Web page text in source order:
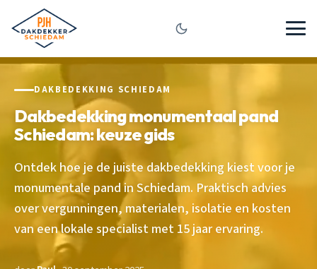
DAKBEDEKKING SCHIEDAM
Dakbedekking monumentaal pand
Schiedam: keuze gids
Ontdek hoe je de juiste dakbedekking kiest voor je
monumentale pand in Schiedam. Praktisch advies
over vergunningen, materialen, isolatie en kosten
van een lokale specialist met 15 jaar ervaring.